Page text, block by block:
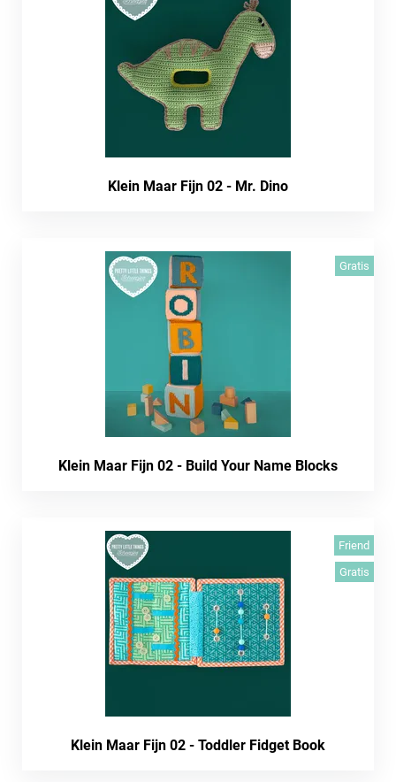
Klein Maar Fijn 02 - Mr. Dino
Gratis
Klein Maar Fijn 02 - Build Your Name Blocks
Friend
Gratis
Klein Maar Fijn 02 - Toddler Fidget Book